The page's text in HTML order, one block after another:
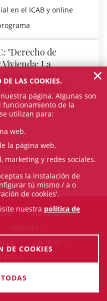
en el ICAB y online
"Derecho de
La
las personas
AVISO LEGAL
Il·lustre Col·legi de
DE LAS COOKIES.
página. Algunas son
funcionamiento de la
utilizan para:
web.
la página web.
marketing y redes sociales.
la instalación de
tú mismo / a o
de cookies'.
nuestra política de
DE COOKIES
×